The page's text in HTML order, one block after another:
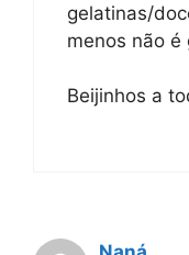
gelatinas/
menos não é
Beijinhos a